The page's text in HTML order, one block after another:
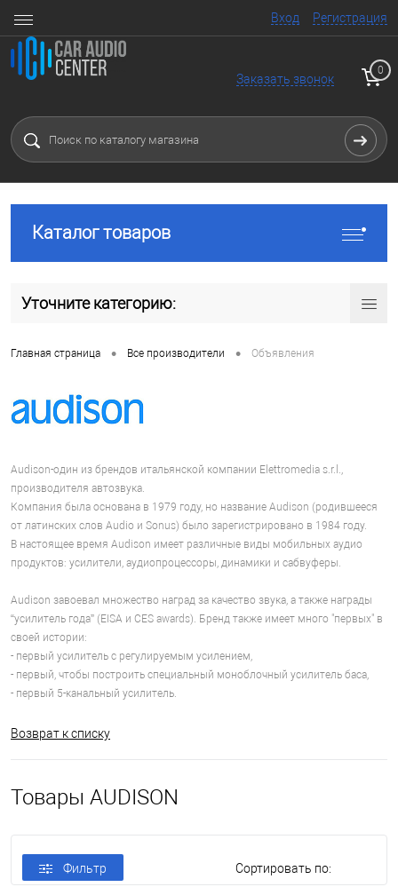
Вход Регистрация
Заказать звонок
0
Каталог товаров
Уточните категорию:
Главная страница • Все производители • Объявления
Audison-один из брендов итальянской компании Elettromedia s.r.l.,
производителя автозвука.
Компания была основана в 1979 году, но название Audison (родившееся
от латинских слов Audio и Sonus) было зарегистрировано в 1984 году.
В настоящее время Audison имеет различные виды мобильных аудио
продуктов: усилители, аудиопроцессоры, динамики и сабвуферы.
Audison завоевал множество наград за качество звука, а также награды
“усилитель года” (EISA и CES awards). Бренд также имеет много "первых" в
своей истории:
- первый усилитель с регулируемым усилением,
- первый, чтобы построить специальный моноблочный усилитель баса,
- первый 5-канальный усилитель.
Возврат к списку
Товары AUDISON
Фильтр Сортировать по: